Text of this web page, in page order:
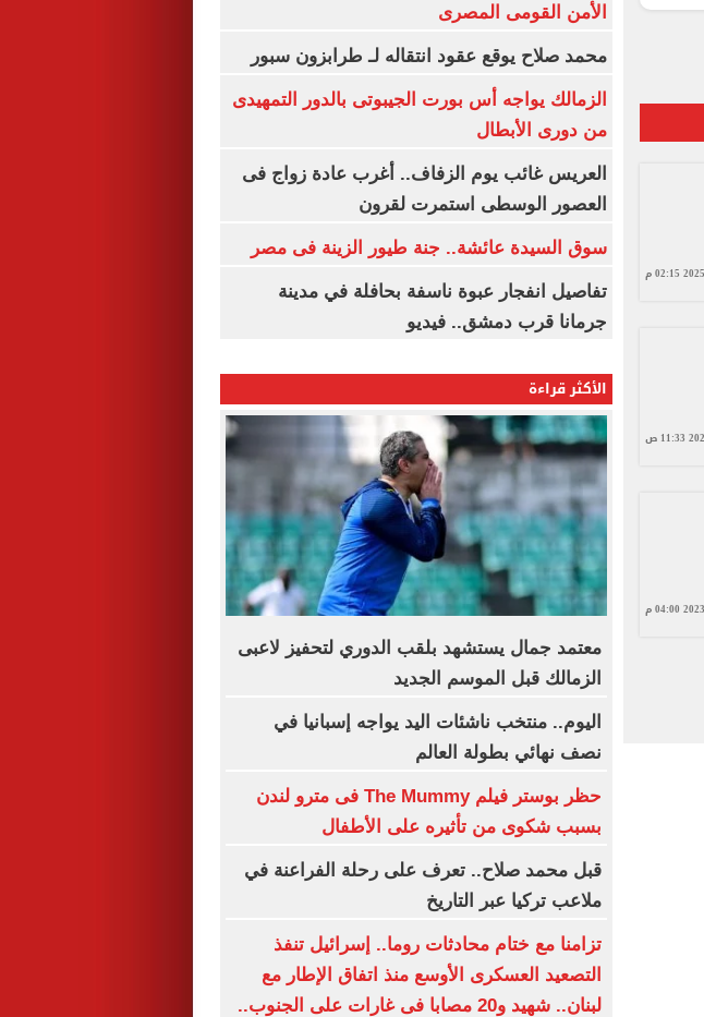
الأمن القومى المصرى
محمد صلاح يوقع عقود انتقاله لـ طرابزون سبور
الزمالك يواجه أس بورت الجيبوتى بالدور التمهيدى
من دورى الأبطال
العريس غائب يوم الزفاف.. أغرب عادة زواج فى
العصور الوسطى استمرت لقرون
سوق السيدة عائشة.. جنة طيور الزينة فى مصر
تفاصيل انفجار عبوة ناسفة بحافلة في مدينة
جرمانا قرب دمشق.. فيديو
الأكثر قراءة
معتمد جمال يستشهد بلقب الدوري لتحفيز لاعبى
الزمالك قبل الموسم الجديد
اليوم.. منتخب ناشئات اليد يواجه إسبانيا في
نصف نهائي بطولة العالم
حظر بوستر فيلم The Mummy فى مترو لندن
بسبب شكوى من تأثيره على الأطفال
قبل محمد صلاح.. تعرف على رحلة الفراعنة في
ملاعب تركيا عبر التاريخ
تزامنا مع ختام محادثات روما.. إسرائيل تنفذ
التصعيد العسكرى الأوسع منذ اتفاق الإطار مع
لبنان.. شهيد و20 مصابا فى غارات على الجنوب..